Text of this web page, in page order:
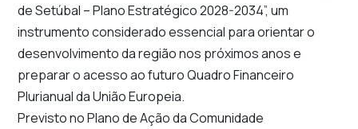
de Setúbal – Plano Estratégico 2028-2034”, um
instrumento considerado essencial para orientar o
desenvolvimento da região nos próximos anos e
preparar o acesso ao futuro Quadro Financeiro
Plurianual da União Europeia.
Previsto no Plano de Ação da Comunidade